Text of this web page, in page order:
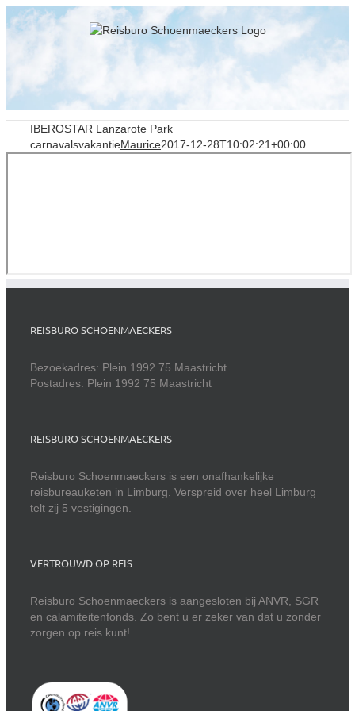
Skip
to
IBEROSTAR Lanzarote Park
carnavalsvakantieMaurice2017-12-28T10:02:21+00:00
REISBURO SCHOENMAECKERS
Bezoekadres: Plein 1992 75 Maastricht
Postadres: Plein 1992 75 Maastricht
REISBURO SCHOENMAECKERS
Reisburo Schoenmaeckers is een onafhankelijke
reisbureauketen in Limburg. Verspreid over heel Limburg
telt zij 5 vestigingen.
VERTROUWD OP REIS
Reisburo Schoenmaeckers is aangesloten bij ANVR, SGR
en calamiteitenfonds. Zo bent u er zeker van dat u zonder
zorgen op reis kunt!